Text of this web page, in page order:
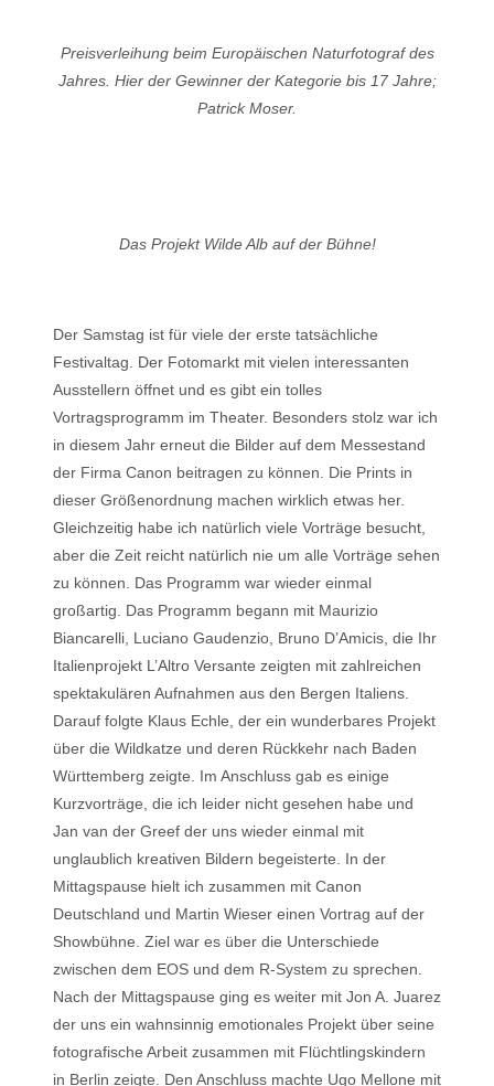
Preisverleihung beim Europäischen Naturfotograf des
Jahres. Hier der Gewinner der Kategorie bis 17 Jahre;
Patrick Moser.
Das Projekt Wilde Alb auf der Bühne!
Der Samstag ist für viele der erste tatsächliche
Festivaltag. Der Fotomarkt mit vielen interessanten
Ausstellern öffnet und es gibt ein tolles
Vortragsprogramm im Theater. Besonders stolz war ich
in diesem Jahr erneut die Bilder auf dem Messestand
der Firma Canon beitragen zu können. Die Prints in
dieser Größenordnung machen wirklich etwas her.
Gleichzeitig habe ich natürlich viele Vorträge besucht,
aber die Zeit reicht natürlich nie um alle Vorträge sehen
zu können. Das Programm war wieder einmal
großartig. Das Programm begann mit Maurizio
Biancarelli, Luciano Gaudenzio, Bruno D’Amicis, die Ihr
Italienprojekt L’Altro Versante zeigten mit zahlreichen
spektakulären Aufnahmen aus den Bergen Italiens.
Darauf folgte Klaus Echle, der ein wunderbares Projekt
über die Wildkatze und deren Rückkehr nach Baden
Württemberg zeigte. Im Anschluss gab es einige
Kurzvorträge, die ich leider nicht gesehen habe und
Jan van der Greef der uns wieder einmal mit
unglaublich kreativen Bildern begeisterte. In der
Mittagspause hielt ich zusammen mit Canon
Deutschland und Martin Wieser einen Vortrag auf der
Showbühne. Ziel war es über die Unterschiede
zwischen dem EOS und dem R-System zu sprechen.
Nach der Mittagspause ging es weiter mit Jon A. Juarez
der uns ein wahnsinnig emotionales Projekt über seine
fotografische Arbeit zusammen mit Flüchtlingskindern
in Berlin zeigte. Den Anschluss machte Ugo Mellone mit